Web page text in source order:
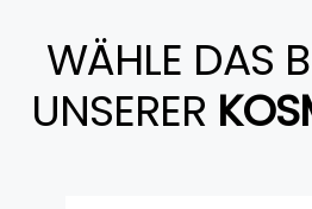
WÄHLE DAS
UNSERER